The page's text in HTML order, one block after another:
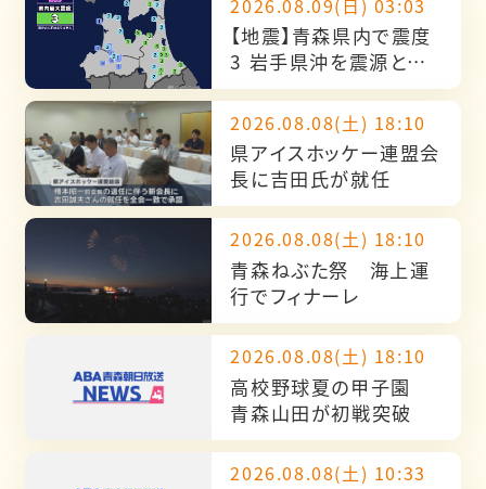
【地震】青森県内で震度
3 岩手県沖を震源とす
る最大震度4の地震が発
生 津波の心配なし
2026.08.08(土) 18:10
県アイスホッケー連盟会
長に吉田氏が就任
2026.08.08(土) 18:10
青森ねぶた祭 海上運
行でフィナーレ
2026.08.08(土) 18:10
高校野球夏の甲子園
青森山田が初戦突破
2026.08.08(土) 10:33